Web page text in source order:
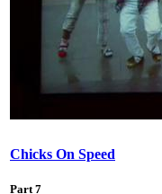
Chicks On Speed
Part 7